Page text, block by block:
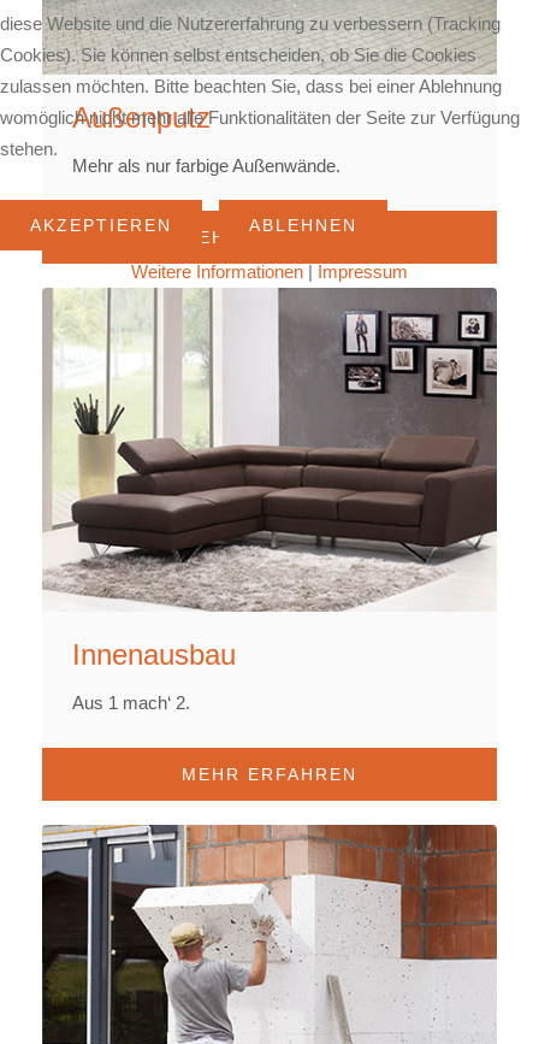
Außenputz
Mehr als nur farbige Außenwände.
MEHR ERFAHREN
Innenausbau
Aus 1 mach‘ 2.
MEHR ERFAHREN
diese Website und die Nutzererfahrung zu verbessern (Tracking
Cookies). Sie können selbst entscheiden, ob Sie die Cookies
zulassen möchten. Bitte beachten Sie, dass bei einer Ablehnung
womöglich nicht mehr alle Funktionalitäten der Seite zur Verfügung
stehen.
AKZEPTIEREN ABLEHNEN
Weitere Informationen | Impressum